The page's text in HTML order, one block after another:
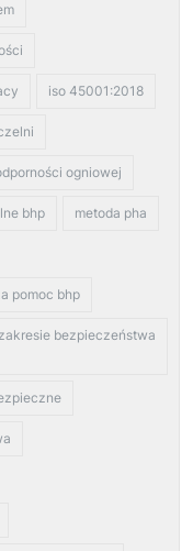
iso 45001:2018
ogniowej
bhp metoda pha
pomoc bhp
bezpieczeństwa